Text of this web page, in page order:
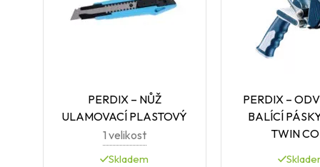
PERDIX – NŮŽ
ULAMOVACÍ PLASTOVÝ
1 velikost
Skladem
PERDIX –
BALÍCÍ
TWIN